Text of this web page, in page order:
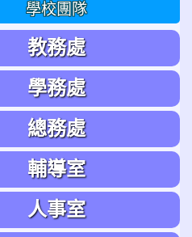
學校團隊
教務處
學務處
總務處
輔導室
人事室